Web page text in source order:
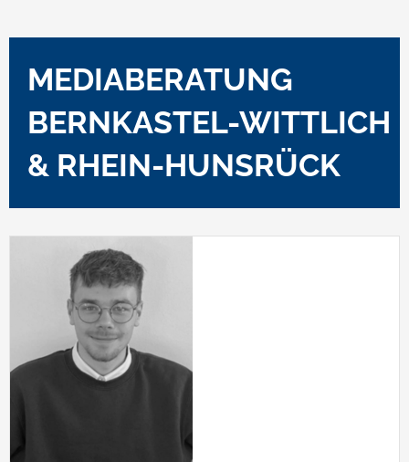
MEDIABERATUNG
BERNKASTEL-WITTLICH
& RHEIN-HUNSRÜCK